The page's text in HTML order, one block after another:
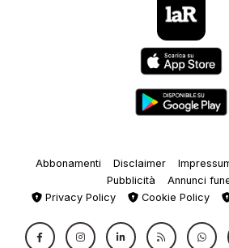
Abbonamenti Disclaimer
Pubblicità
Annunci
Privacy Policy
Cookie Policy